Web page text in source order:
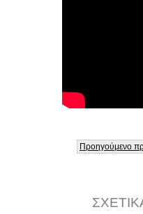
Προηγούμενο